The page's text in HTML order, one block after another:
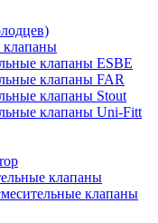
клапаны
клапаны ESBE
клапаны FAR
клапаны Stout
клапаны Uni-Fitt
клапаны
клапаны